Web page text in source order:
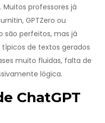
professores já
GPTZero ou
são perfeitos, mas já
de textos gerados
muito fluidas, falta de
lógica.
ChatGPT